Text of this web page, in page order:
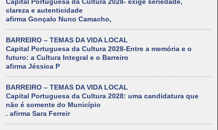
Capital Portuguesa da Cultura 2028- exige seriedade,
clareza e autenticidade
afirma Gonçalo Nuno Camacho,
BARREIRO – TEMAS DA VIDA LOCAL
Capital Portuguesa da Cultura 2028-Entre a memória e o
futuro: a Cultura Integral e o Barreiro
afirma Jéssica P
BARREIRO – TEMAS DA VIDA LOCAL
Capital Portuguesa da Cultura 2028: uma candidatura que
não é somente do Município
. afirma Sara Ferreir